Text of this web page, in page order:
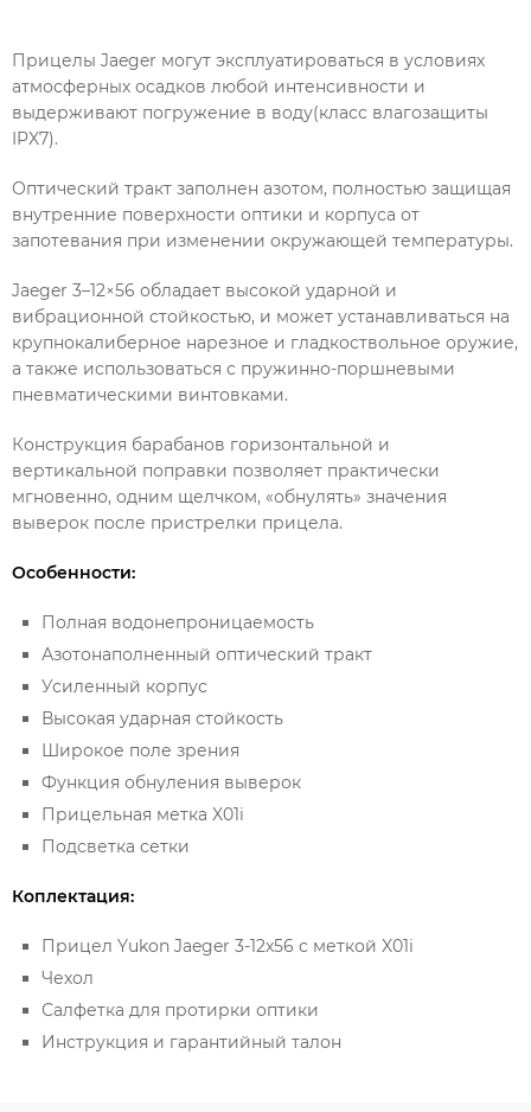
Прицелы Jaeger могут эксплуатироваться в условиях
атмосферных осадков любой интенсивности и
выдерживают погружение в воду(класс влагозащиты
IPX7).
Оптический тракт заполнен азотом, полностью защищая
внутренние поверхности оптики и корпуса от
запотевания при изменении окружающей температуры.
Jaeger 3–12×56 обладает высокой ударной и
вибрационной стойкостью, и может устанавливаться на
крупнокалиберное нарезное и гладкоствольное оружие,
а также использоваться с пружинно-поршневыми
пневматическими винтовками.
Конструкция барабанов горизонтальной и
вертикальной поправки позволяет практически
мгновенно, одним щелчком, «обнулять» значения
выверок после пристрелки прицела.
Особенности:
Полная водонепроницаемость
Азотонаполненный оптический тракт
Усиленный корпус
Высокая ударная стойкость
Широкое поле зрения
Функция обнуления выверок
Прицельная метка X01i
Подсветка сетки
Коплектация:
Прицел Yukon Jaeger 3-12x56 с меткой X01i
Чехол
Салфетка для протирки оптики
Инструкция и гарантийный талон